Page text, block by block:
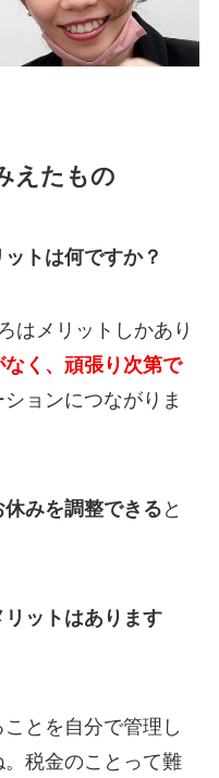
えたもの
トは何ですか？
はメリットしかあり
く、頑張り次第で
ョンにつながりま
みを調整できると
ットはあります
とを自分で管理し
税金のことって難